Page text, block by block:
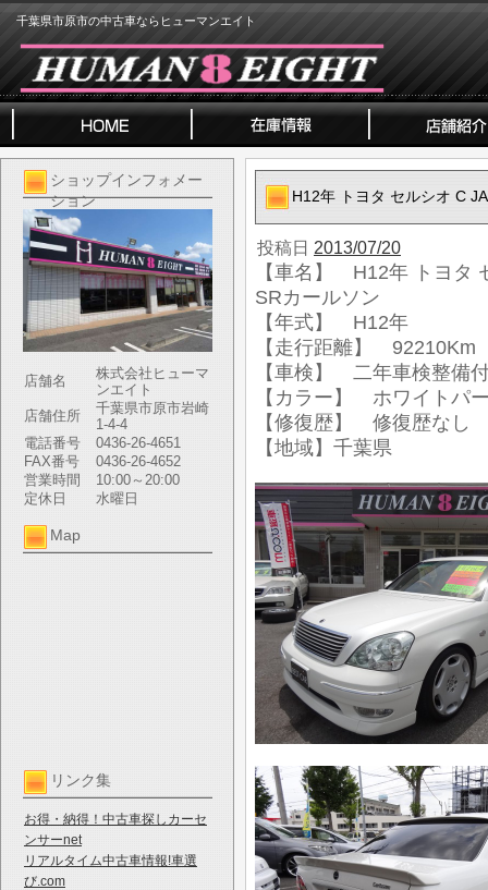
千葉県市原市の中古車ならヒューマンエイト
ショップインフォメー
ション
店舗名
株式会社ヒューマ
ンエイト
店舗住所
千葉県市原市岩崎
1-4-4
電話番号
0436-26-4651
FAX番号
0436-26-4652
営業時間
10:00～20:00
定休日
水曜日
Map
リンク集
お得・納得！中古車探しカーセ
ンサーnet
リアルタイム中古車情報!車選
び.com
H12年 トヨタ セルシオ C
投稿日 2013/07/20
【車名】 H12年 トヨタ
SRカールソン
【年式】 H12年
【走行距離】 92210Km
【車検】 二年車検整備
【カラー】 ホワイトパ
【修復歴】 修復歴なし
【地域】千葉県